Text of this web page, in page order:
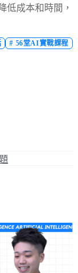
低成本和時間，
# 56堂AI實戰課程